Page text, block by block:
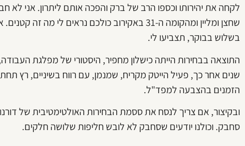
לקחה את יהירותו וכספו הרב של ברק והפכה אותם ליתרון. אני
שחצן ומליין ומהקומה ה-31 באקירוב כולכם נראים
בשלוש בבוקר, תצביעו לי.
שנים אחר כך, פעיל הייטק מקריח, שמנמן, עם רווח בשיניים, רץ
הזמנים בהצבעה למפד"ל.
ובקיצור, אם צריך לנסח את ססמת הבחירות האולטימטיבית של
סחבק. וכולנו יודעים שסחבק לא לובש חליפות שלושה חלקים.